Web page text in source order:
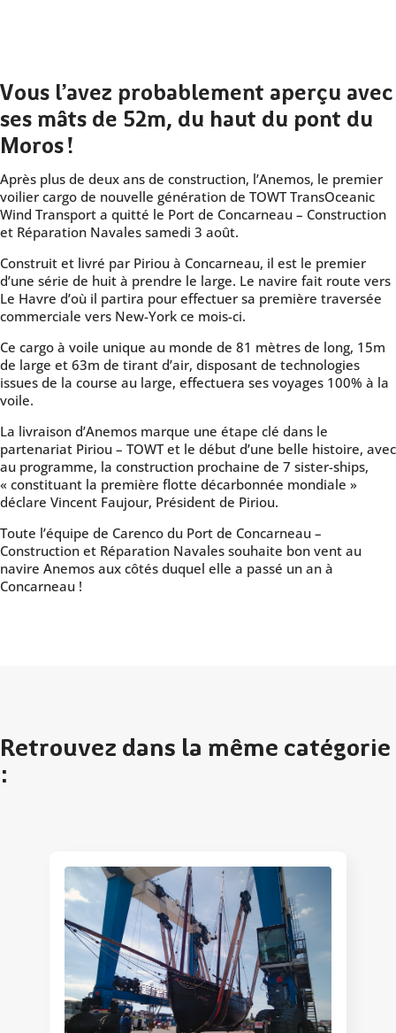
Vous l’avez probablement aperçu avec
ses mâts de 52m, du haut du pont du
Moros !
Après plus de deux ans de construction, l’Anemos, le premier
voilier cargo de nouvelle génération de TOWT TransOceanic
Wind Transport a quitté le Port de Concarneau – Construction
et Réparation Navales samedi 3 août.
Construit et livré par Piriou à Concarneau, il est le premier
d’une série de huit à prendre le large. Le navire fait route vers
Le Havre d’où il partira pour effectuer sa première traversée
commerciale vers New-York ce mois-ci.
Ce cargo à voile unique au monde de 81 mètres de long, 15m
de large et 63m de tirant d’air, disposant de technologies
issues de la course au large, effectuera ses voyages 100% à la
voile.
La livraison d’Anemos marque une étape clé dans le
partenariat Piriou – TOWT et le début d’une belle histoire, avec
au programme, la construction prochaine de 7 sister-ships,
« constituant la première flotte décarbonnée mondiale »
déclare Vincent Faujour, Président de Piriou.
Toute l’équipe de Carenco du Port de Concarneau –
Construction et Réparation Navales souhaite bon vent au
navire Anemos aux côtés duquel elle a passé un an à
Concarneau !
Retrouvez dans la même catégorie
: